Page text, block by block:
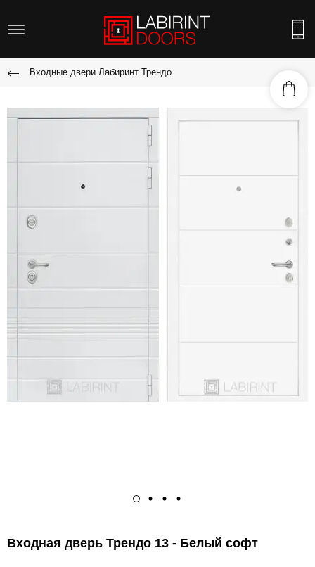
Входные двери Лабиринт Трендо
Входная дверь Трендо 13 - Белый софт